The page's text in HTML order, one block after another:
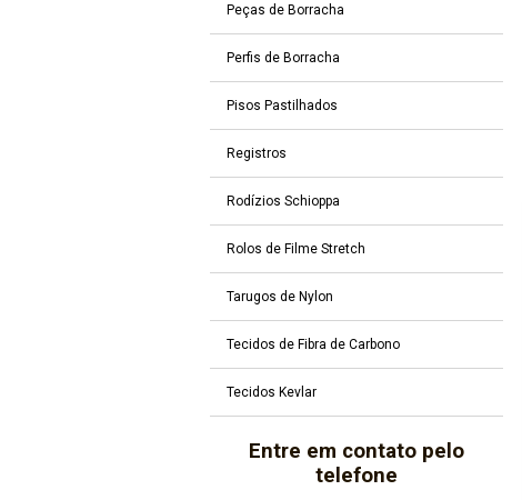
Peças de Borracha
Perfis de Borracha
Pisos Pastilhados
Registros
Rodízios Schioppa
Rolos de Filme Stretch
Tarugos de Nylon
Tecidos de Fibra de Carbono
Tecidos Kevlar
Entre em contato pelo
telefone